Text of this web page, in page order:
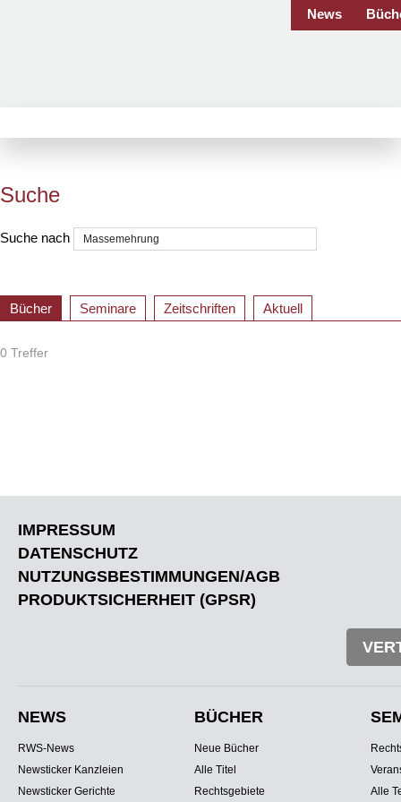
News
Suche
Suche nach
Bücher Seminare Zeitschriften Aktuell
0 Treffer
IMPRESSUM
DATENSCHUTZ
NUTZUNGSBESTIMMUNGEN/AGB
PRODUKTSICHERHEIT (GPSR)
NEWS
RWS-News
Newsticker Kanzleien
Newsticker Gerichte
BÜCHER
Neue Bücher
Alle Titel
Rechtsgebiete
Alle